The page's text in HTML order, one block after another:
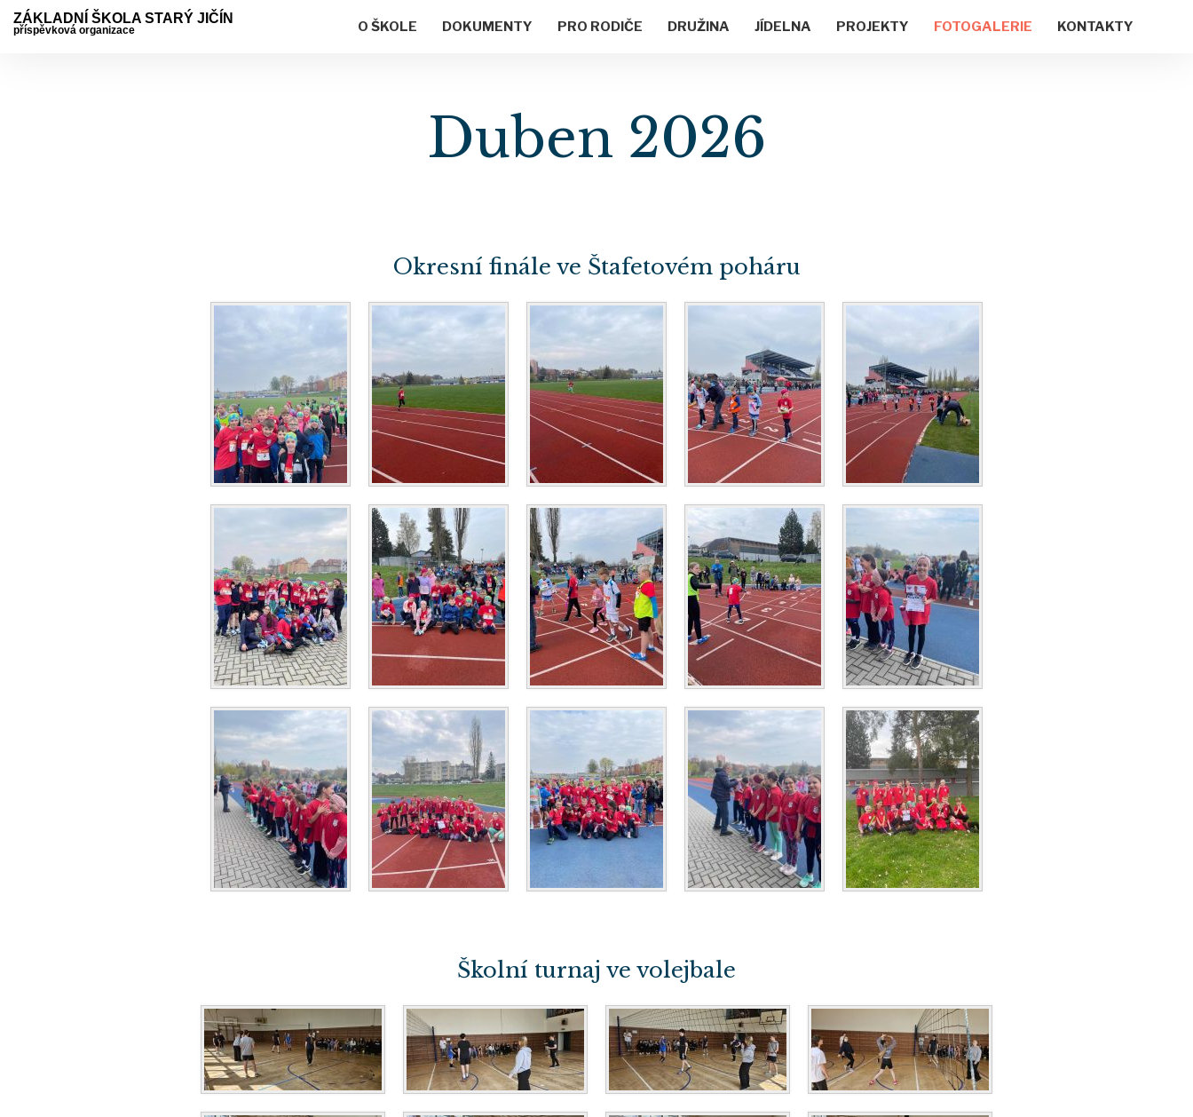
ZÁKLADNÍ ŠKOLA STARÝ JIČÍN
příspěvková organizace O ŠKOLE DOKUMENTY PRO RODIČE DRUŽINA JÍDELNA PROJEKTY FOTOGALERIE KONTAKTY
Duben 2026
Okresní finále ve Štafetovém poháru
Školní turnaj ve volejbale